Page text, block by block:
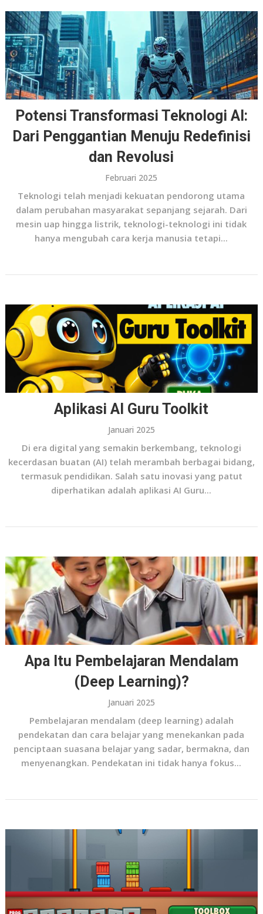
Potensi Transformasi Teknologi AI:
Dari Penggantian Menuju Redefinisi
dan Revolusi
Februari 2025
Teknologi telah menjadi kekuatan pendorong utama
dalam perubahan masyarakat sepanjang sejarah. Dari
mesin uap hingga listrik, teknologi-teknologi ini tidak
hanya mengubah cara kerja manusia tetapi...
Aplikasi AI Guru Toolkit
Januari 2025
Di era digital yang semakin berkembang, teknologi
kecerdasan buatan (AI) telah merambah berbagai bidang,
termasuk pendidikan. Salah satu inovasi yang patut
diperhatikan adalah aplikasi AI Guru...
Apa Itu Pembelajaran Mendalam
(Deep Learning)?
Januari 2025
Pembelajaran mendalam (deep learning) adalah
pendekatan dan cara belajar yang menekankan pada
penciptaan suasana belajar yang sadar, bermakna, dan
menyenangkan. Pendekatan ini tidak hanya fokus...